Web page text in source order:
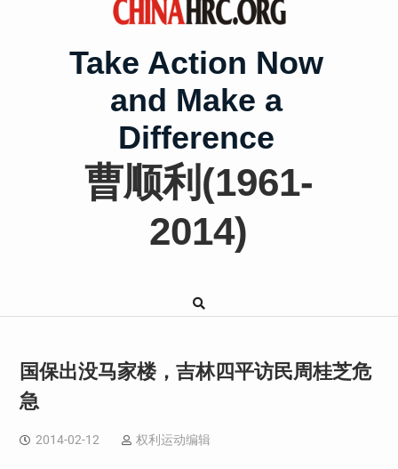
Take Action Now
and Make a
Difference
曹顺利(1961-
2014)
国保出没马家楼，吉林四平访民周桂芝危
急
2014-02-12 权利运动编辑